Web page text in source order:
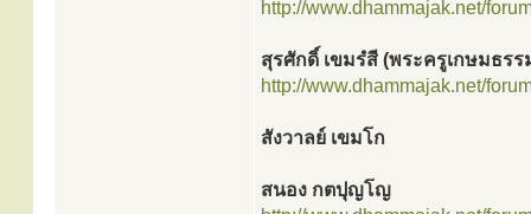
http://www.dhammajak.net/
สุรศักดิ์ เขมรํสี (พระครูเกษมธร
http://www.dhammajak.net/
สังวาลย์ เขมโก
สนอง กตปุญโญ